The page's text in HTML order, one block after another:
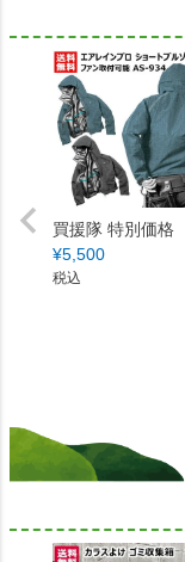
買援隊 特別価格
¥5,500
税込